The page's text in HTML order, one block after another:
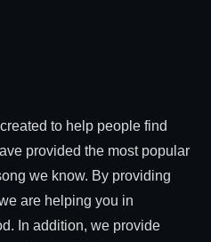
to help people find
provided the most popular
we know. By providing
are helping you in
In addition, we provide